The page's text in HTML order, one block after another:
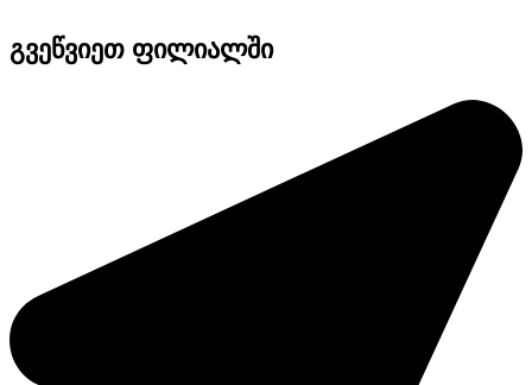
გვეწვიეთ ფილიალში​